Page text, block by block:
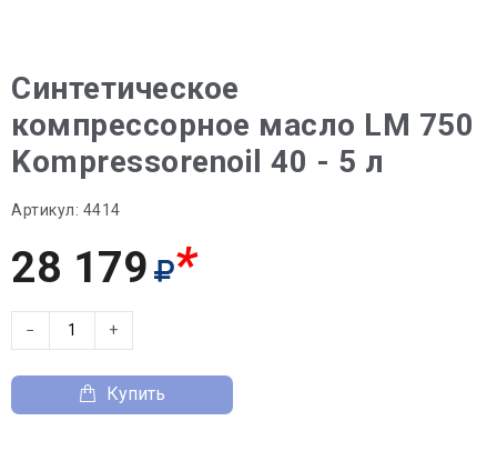
Синтетическое
компрессорное масло LM 750
Kompressorenoil 40 - 5 л
Артикул: 4414
28 179 *
− +
Купить